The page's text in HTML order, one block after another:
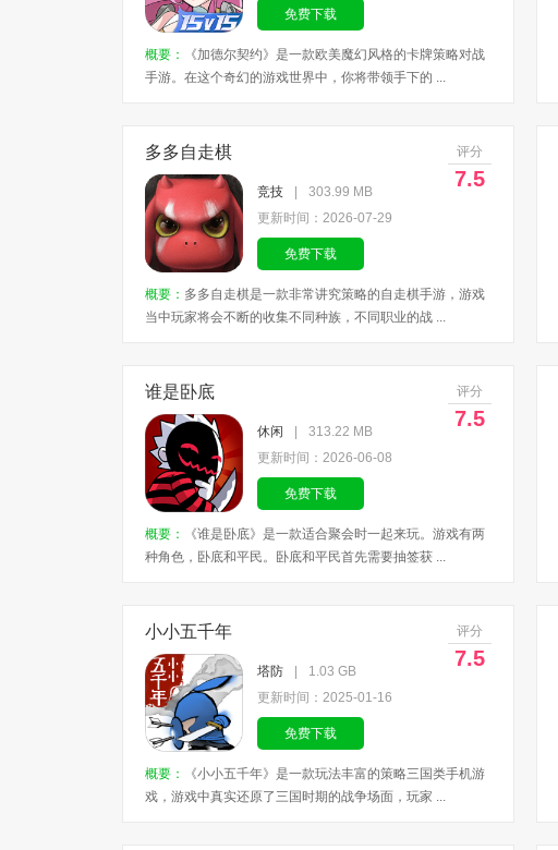
免费下载
概要：
《加德尔契约》是一款欧美魔幻风格的卡牌策略对战
手游。在这个奇幻的游戏世界中，你将带领手下的 ...
多多自走棋 评分
7.5
竞技
303.99 MB
更新时间：2026-07-29
免费下载
概要： 多多自走棋是一款非常讲究策略的自走棋手游，游戏
当中玩家将会不断的收集不同种族，不同职业的战 ...
谁是卧底 评分
7.5
休闲
313.22 MB
更新时间：2026-06-08
免费下载
概要：
《谁是卧底》是一款适合聚会时一起来玩。游戏有两
种角色，卧底和平民。卧底和平民首先需要抽签获 ...
小小五千年 评分
7.5
塔防
1.03 GB
更新时间：2025-01-16
免费下载
概要：
《小小五千年》是一款玩法丰富的策略三国类手机游
戏，游戏中真实还原了三国时期的战争场面，玩家 ...